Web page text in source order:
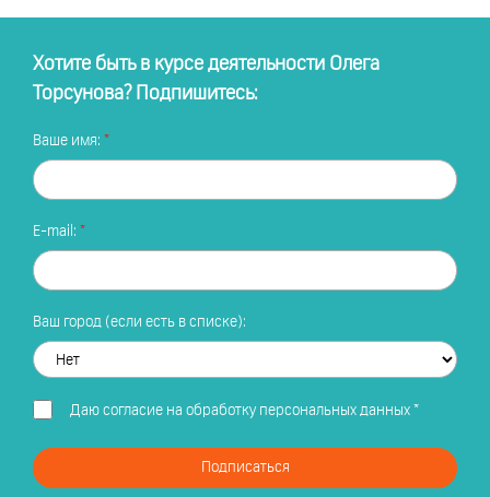
Хотите быть в курсе деятельности Олега
Торсунова? Подпишитесь:
Ваше имя:
E-mail:
Ваш город (если есть в списке):
Даю согласие на обработку персональных данных*
Подписаться